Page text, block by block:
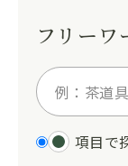
フリーワ
項目で